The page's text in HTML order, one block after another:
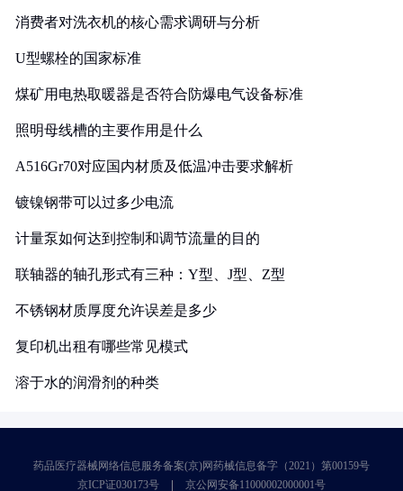
消费者对洗衣机的核心需求调研与分析
U型螺栓的国家标准
煤矿用电热取暖器是否符合防爆电气设备标准
照明母线槽的主要作用是什么
A516Gr70对应国内材质及低温冲击要求解析
镀镍钢带可以过多少电流
计量泵如何达到控制和调节流量的目的
联轴器的轴孔形式有三种：Y型、J型、Z型
不锈钢材质厚度允许误差是多少
复印机出租有哪些常见模式
溶于水的润滑剂的种类
药品医疗器械网络信息服务备案(京)网药械信息备字（2021）第00159号
京ICP证030173号
京公网安备11000002000001号